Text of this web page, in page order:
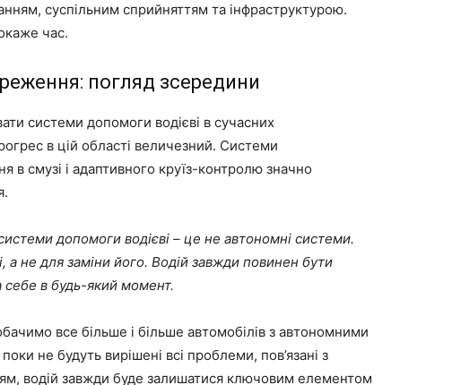
суспільним сприйняттям та інфраструктурою.
час.
погляд зсередини
системи допомоги водієві в сучасних
в цій області величезний. Системи
в смузі і адаптивного круїз-контролю значно
допомоги водієві – це не автономні системи.
а не для заміни його. Водій завжди повинен бути
себе в будь-який момент.
все більше і більше автомобілів з автономними
не будуть вирішені всі проблеми, пов’язані з
водій завжди буде залишатися ключовим елементом